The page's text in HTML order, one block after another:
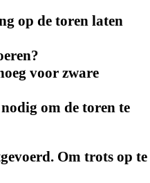
op de toren laten
voor zware
om de toren te
Om trots op te